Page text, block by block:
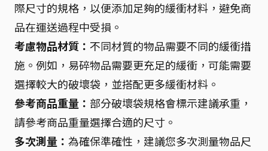
際尺寸的規格，以便添加足夠的緩衝材料，避免商
品在運送過程中受損。
考慮物品材質： 不同材質的物品需要不同的緩衝措
施。例如，易碎物品需要更充足的緩衝，可能需要
選擇較大的破壞袋，並搭配更多緩衝材料。
參考商品重量： 部分破壞袋規格會標示建議承重，
請參考商品重量選擇合適的尺寸。
多次測量： 為確保準確性，建議您多次測量物品尺